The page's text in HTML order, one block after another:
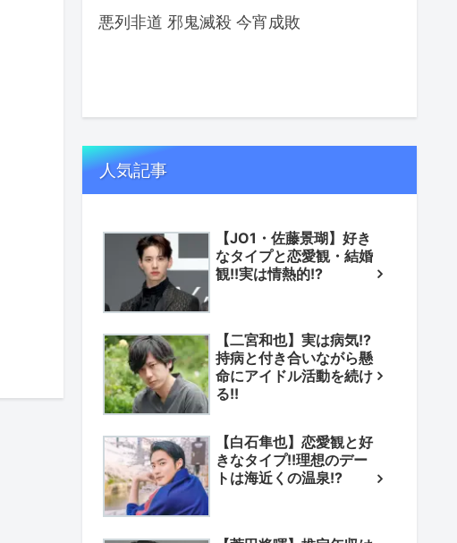
悪列非道 邪鬼滅殺 今宵成敗
人気記事
【JO1・佐藤景瑚】好き
なタイプと恋愛観・結婚
観!!実は情熱的!?
【二宮和也】実は病気!?
持病と付き合いながら懸
命にアイドル活動を続け
る!!
【白石隼也】恋愛観と好
きなタイプ!!理想のデー
トは海近くの温泉!?